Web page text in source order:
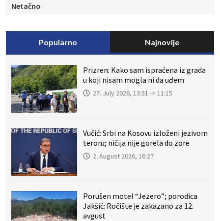
Netačno
Popularno Najnovije
Prizren: Kako sam ispraćena iz grada
u koji nisam mogla ni da uđem
27. July 2026, 13:51 -> 11:15
Vučić: Srbi na Kosovu izloženi jezivom
teroru; ničija nije gorela do zore
2. August 2026, 16:27
Porušen motel “Jezero”; porodica
Jakšić: Ročište je zakazano za 12.
avgust